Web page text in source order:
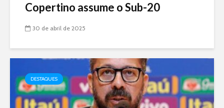
Copertino assume o Sub-20
30 de abril de 2025
DESTAQUES